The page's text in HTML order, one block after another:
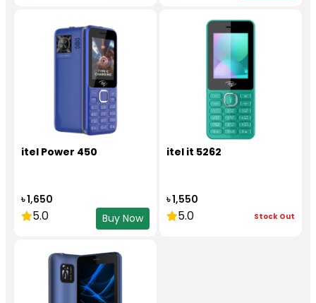
itel Power 450
৳ 1,650
5.0 Buy Now
itel it 5262
৳ 1,550
5.0 Stock Out